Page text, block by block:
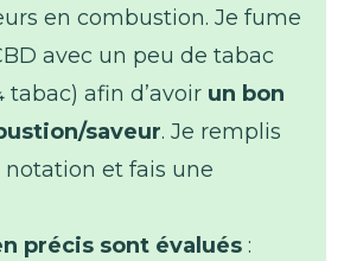
en combustion. Je fume
avec un peu de tabac
afin d’avoir un bon
saveur. Je remplis
et fais une
précis sont évalués :